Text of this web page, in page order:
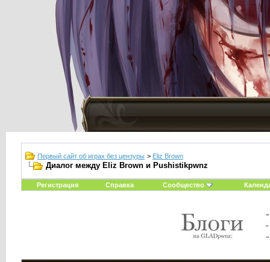
Первый сайт об играх без цензуры > Eliz Brown
Диалог между Eliz Brown и Pushistikpwnz
Регистрация Справка Сообщество